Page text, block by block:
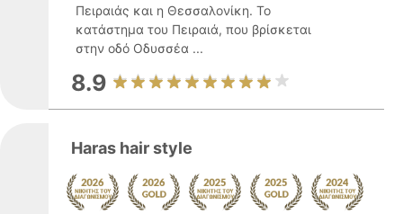
Πειραιάς και η Θεσσαλονίκη. Το
κατάστημα του Πειραιά, που βρίσκεται
στην οδό Οδυσσέα ...
8.9
Haras hair style